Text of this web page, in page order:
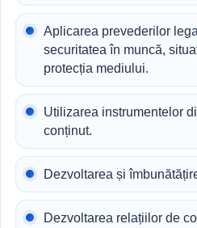
Aplicarea prevederilor
securitatea în muncă,
protecția mediului.
Utilizarea instrumentelor
conținut.
Dezvoltarea și
Dezvoltarea relațiilor de